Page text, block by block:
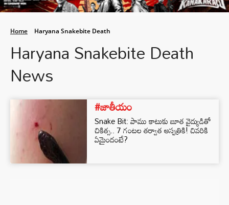
Home Haryana Snakebite Death
Haryana Snakebite Death
News
#జాతీయం
Snake Bit: పాము కాటుకు బూత వైద్యుడితో
చికిత్స.. 7 గంటల తర్వాత ఆస్పత్రికి! చివరికి
ఏమైందంటే?